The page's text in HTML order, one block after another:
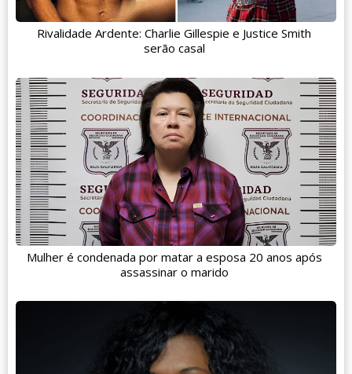
Rivalidade Ardente: Charlie Gillespie e Justice Smith
serão casal
Mulher é condenada por matar a esposa 20 anos após
assassinar o marido